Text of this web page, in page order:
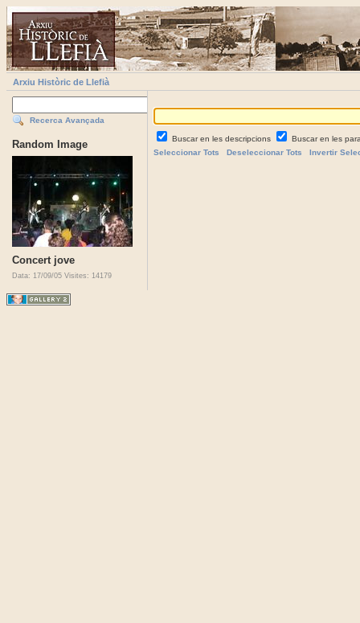
Arxiu Històric de Llefià
Recerca Avançada
Random Image
Concert jove
Data: 17/09/05 Visites: 14179
Buscar en les descripcions
Buscar en les
Seleccionar Tots
Deseleccionar Tots Invertir